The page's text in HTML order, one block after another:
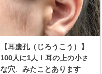
【耳瘻孔（じろうこう）】
100人に1人！耳の上の小さ
な穴、みたことあります